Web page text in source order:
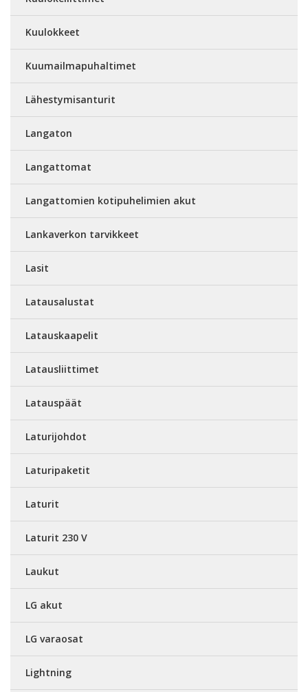
Kuulokkeet
Kuumailmapuhaltimet
Lähestymisanturit
Langaton
Langattomat
Langattomien kotipuhelimien akut
Lankaverkon tarvikkeet
Lasit
Latausalustat
Latauskaapelit
Latausliittimet
Latauspäät
Laturijohdot
Laturipaketit
Laturit
Laturit 230 V
Laukut
LG akut
LG varaosat
Lightning